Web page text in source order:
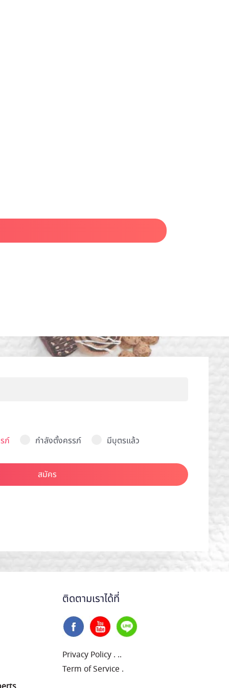
ภ์ กำลังตั้งครรภ์ มีบุตรแล้ว
สมัคร
ติดตามเราได้ที่
Privacy Policy . ..
Term of Service .